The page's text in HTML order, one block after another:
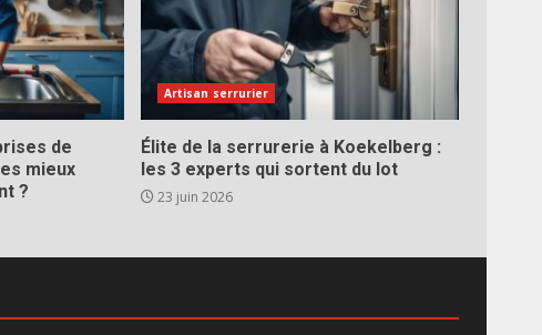
de
mieux
?
Artisan serrurier
Élite de la serrurerie à Koekelberg :
les 3 experts qui sortent du lot
23 juin 2026